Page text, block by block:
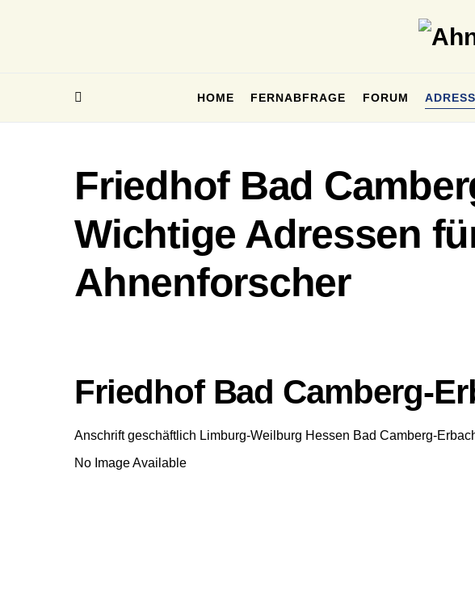
HOME FERNABFRAGE FORUM
Friedhof Bad
Wichtige Adressen
Ahnenforscher
Friedhof Bad Camberg-
Anschrift geschäftlich Limburg-Weilburg Hessen Bad Camberg-
No Image Available